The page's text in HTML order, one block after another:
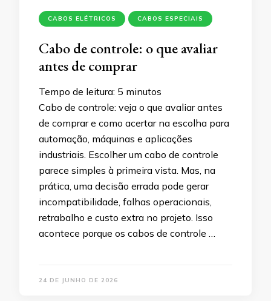
CABOS ELÉTRICOS CABOS ESPECIAIS
Cabo de controle: o que avaliar
antes de comprar
Tempo de leitura: 5 minutos
Cabo de controle: veja o que avaliar antes
de comprar e como acertar na escolha para
automação, máquinas e aplicações
industriais. Escolher um cabo de controle
parece simples à primeira vista. Mas, na
prática, uma decisão errada pode gerar
incompatibilidade, falhas operacionais,
retrabalho e custo extra no projeto. Isso
acontece porque os cabos de controle …
24 DE JUNHO DE 2026